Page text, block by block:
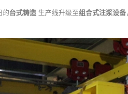
的台式铸造 生产线升级至组合式注浆设备